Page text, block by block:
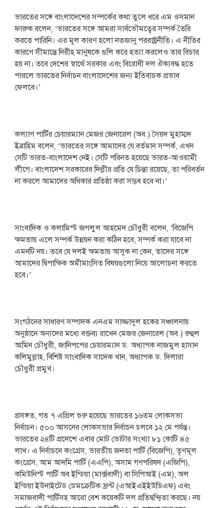
ভারতের সঙ্গে বাংলাদেশের সম্পর্কের কথা তুলে ধরে এম ওসমান
ফারুক বলেন, ‘ভারতের সঙ্গে আমরা সার্বভৌমত্বের সম্পর্ক তৈরি
করতে পারিনি। এর মূল কারণ হলো নতজানু পররাষ্ট্রনীতি। এ নীতির
কারণে সীমান্তে নিরীহ মানুষকে গুলি করে হত্যা করলেও তার বিচার
হয় না। তবে দেশের স্বার্থে সরকার এবং বিরোধী দল ঐক্যবদ্ধ হতে
পারলে ভারতের নির্বাচন বাংলাদেশের জন্য ইতিবাচক প্রভাব
ফেলবে।’
কল্যাণ পার্টির চেয়ারম্যান মেজর জেনারেল (অব.) সৈয়দ মুহাম্মদ
ইব্রাহিম বলেন, ‘ভারতের সঙ্গে আমাদের যে বর্তমান সম্পর্ক, এখন
সেটি ভারত-বাংলাদেশ নেই। সেটি পরিনত হয়েছে ভারত-আওয়ামী
লীগে। বাংলাদেশ সরকারের দিল্লীর প্রতি যে চিন্তা রয়েছে, তা পরিবর্তন
না করলে আমাদের অধিকার প্রতিষ্ঠা করা সম্ভব হবে না।’
সাংবাদিক ও কলামিস্ট জগলুল আহমেদ চৌধুরী বলেন, ‘বিজেপি
ক্ষমতায় এলে সম্পর্ক উন্নয়ন করা কঠিন হবে, সম্পর্ক করা যাবে না
এমনটি নয়। তবে যে দলই ক্ষমতায় আসুক না কেন, তাদের সঙ্গে
আমাদের দ্বিপাক্ষিক অমীমাংসিত বিষয়গুলো নিয়ে আলোচনা করতে
হবে।’
সংগঠনের সাধারণ সম্পাদক এনএম সাজ্জাদুল হকের সঞ্চালনায়
অনুষ্ঠানে অন্যদের মধ্যে বক্তব্য রাখেন মেজর জেনারেল (অব.) রুহুল
আমিন চৌধুরী, জানিপপের চেয়ারম্যান ড. অধ্যাপক নাজমুল হাসান
কলিমুল্লাহ, বিশিষ্ট সাংবাদিক সাদেক খান, অধ্যাপক ড. দিলারা
চৌধুরী প্রমুখ।
প্রসঙ্গত, গত ৭ এপ্রিল শুরু হয়েছে ভারতের ১৬তম লোকসভা
নির্বাচন। ৫০০ আসনের লোকসভার নির্বাচন চলবে ১২ মে পর্যন্ত।
ভারতের ২৪টি প্রদেশে এবার মোট ভোটার সংখ্যা ৮১ কোটি ৪৫
লাখ। এ নির্বাচনে কংগ্রেস, ভারতীয় জনতা পার্টি (বিজেপি), তৃণমূল
কংগ্রেস, আম আদমি পার্টি (এএপি), অসাম গণপরিষদ (এজিপি),
কমিউনিস্ট পার্টি অব ইন্ডিয়া (মার্ক্সবাদী) বা সিপিআই (এম), অল
ইন্ডিয়া ইউনাইটেড ডেমক্রেটিক ফ্রন্ট (এআইএইইউডিএফ) এবং
সমাজবাদী পার্টিসহ আরো বেশ কয়েকটি দল প্রতিদ্বন্দ্বিতা করছে। নয়